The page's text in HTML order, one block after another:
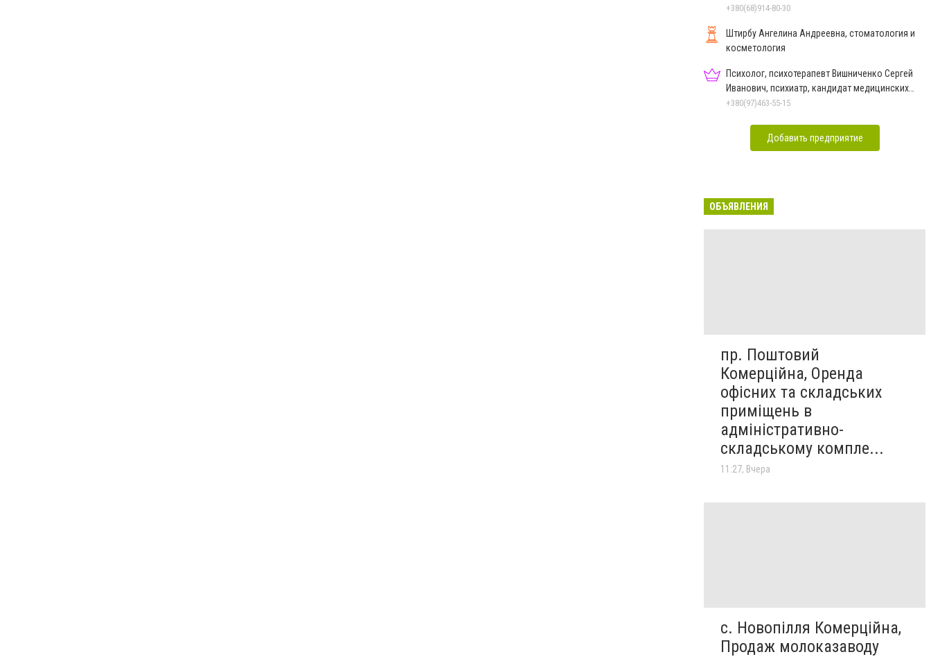
+380(68)914-80-30
Штирбу Ангелина Андреевна, стоматология и
косметология
Психолог, психотерапевт Вишниченко Сергей
Иванович, психиатр, кандидат медицинских
наук, доцент
+380(97)463-55-15
Добавить предприятие
ОБЪЯВЛЕНИЯ
пр. Поштовий
Комерційна, Оренда
офісних та складських
приміщень в
адміністративно-
складському компле...
11:27, Вчера
с. Новопілля Комерційна,
Продаж молоказаводу